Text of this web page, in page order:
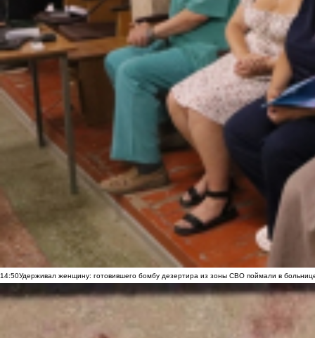
14:50Удерживал женщину: готовившего бомбу дезертира из зоны СВО поймали в